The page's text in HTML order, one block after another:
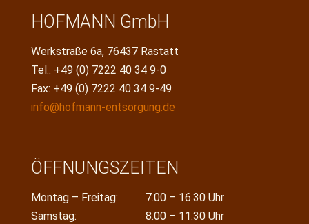
HOFMANN GmbH
Werkstraße 6a, 76437 Rastatt
Tel.: +49 (0) 7222 40 34 9-0
Fax: +49 (0) 7222 40 34 9-49
info@hofmann-entsorgung.de
ÖFFNUNGSZEITEN
Montag – Freitag:
7.00 – 16.30 Uhr
Samstag:
8.00 – 11.30 Uhr